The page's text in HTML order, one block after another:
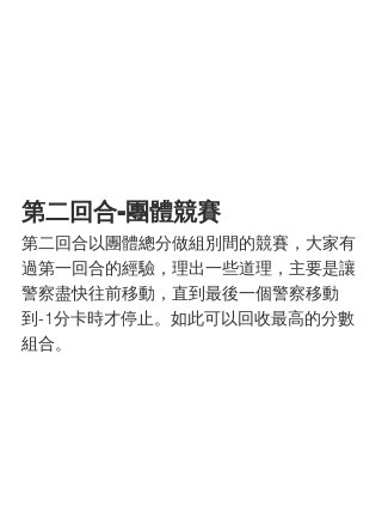
第二回合-團體競賽
第二回合以團體總分做組別間的競賽，大家有
過第一回合的經驗，理出一些道理，主要是讓
警察盡快往前移動，直到最後一個警察移動
到-1分卡時才停止。如此可以回收最高的分數
組合。